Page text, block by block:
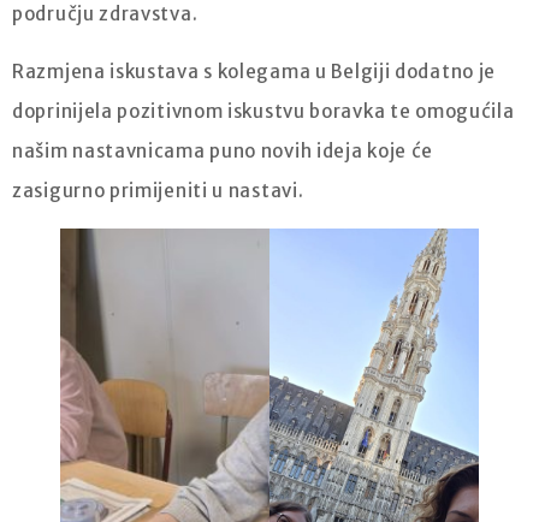
području zdravstva.
Razmjena iskustava s kolegama u Belgiji dodatno je
doprinijela pozitivnom iskustvu boravka te omogućila
našim nastavnicama puno novih ideja koje će
zasigurno primijeniti u nastavi.